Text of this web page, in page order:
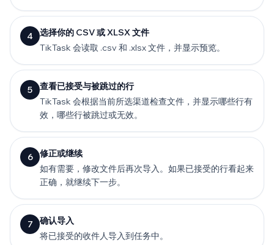
4
选择你的 CSV 或 XLSX 文件
TikTask 会读取 .csv 和 .xlsx 文件，并显示预览。
5
查看已接受与被跳过的行
TikTask 会根据当前所选渠道检查文件，并显示哪些行有
效，哪些行被跳过或无效。
6
修正或继续
如有需要，修改文件后再次导入。如果已接受的行看起来
正确，就继续下一步。
7
确认导入
将已接受的收件人导入到任务中。